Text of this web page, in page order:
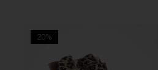
20%